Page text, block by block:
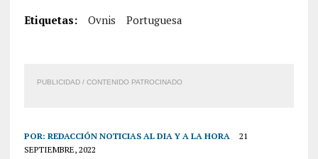
Etiquetas: Ovnis Portuguesa
PUBLICIDAD / CONTENIDO PATROCINADO
POR: REDACCIÓN NOTICIAS AL DIA Y A LA HORA
21
SEPTIEMBRE, 2022